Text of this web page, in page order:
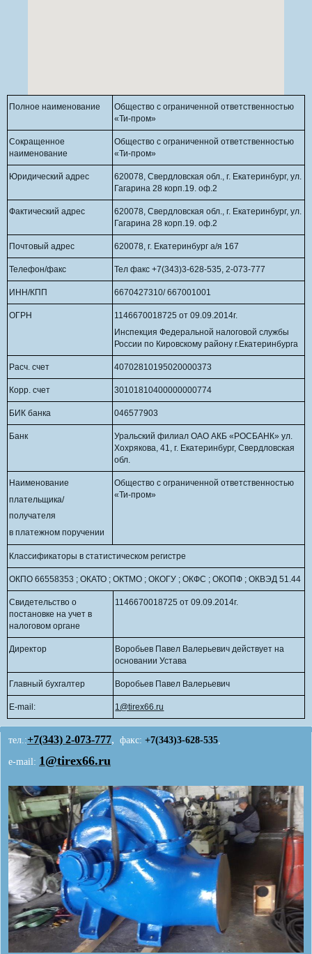
Полное наименование
Общество с ограниченной ответственностью
«Ти-пром»
Сокращенное
наименование
Общество с ограниченной ответственностью
«Ти-пром»
Юридический адрес
620078, Свердловская обл., г. Екатеринбург, ул.
Гагарина 28 корп.19. оф.2
Фактический адрес
620078, Свердловская обл., г. Екатеринбург, ул.
Гагарина 28 корп.19. оф.2
Почтовый адрес 620078, г. Екатеринбург а/я 167
Телефон/факс Тел факс +7(343)3-628-535, 2-073-777
ИНН/КПП 6670427310/ 667001001
ОГРН
1146670018725 от 09.09.2014г.
Инспекция Федеральной налоговой службы
России по Кировскому району г.Екатеринбурга
Расч. счет 40702810195020000373
Корр. счет 30101810400000000774
БИК банка 046577903
Банк
Уральский филиал ОАО АКБ «РОСБАНК» ул.
Хохрякова, 41, г. Екатеринбург, Свердловская
обл.
Наименование
плательщика/
получателя
в платежном поручении
Общество с ограниченной ответственностью
«Ти-пром»
Классификаторы в статистическом регистре
ОКПО 66558353 ; ОКАТО ; ОКТМО ; ОКОГУ ; ОКФС ; ОКОПФ ; ОКВЭД 51.44
Свидетельство о
постановке на учет в
налоговом органе
1146670018725 от 09.09.2014г.
Директор
Воробьев Павел Валерьевич действует на
основании Устава
Главный бухгалтер Воробьев Павел Валерьевич
E-mail: 1@tirex66.ru
тел.:+7(343) 2-073-777, факс: +7(343)3-628-535,
e-mail: 1@tirex66.ru